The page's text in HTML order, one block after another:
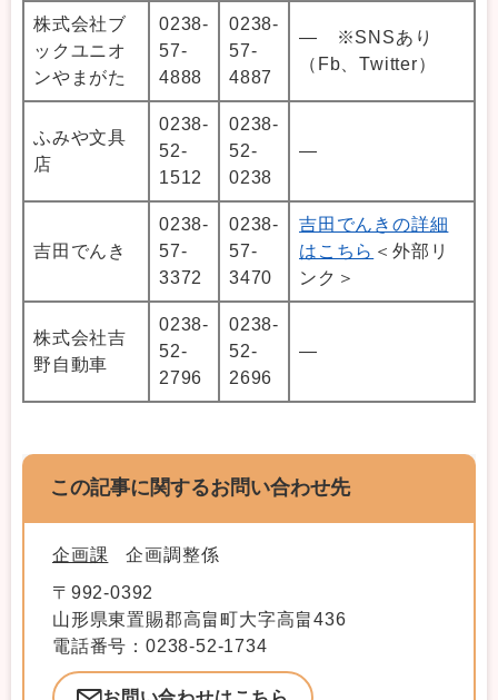
株式会社ブ
ックユニオ
ンやまがた
0238-
57-
4888
0238-
57-
4887
― ※SNSあり
（Fb、Twitter）
ふみや文具
店
0238-
52-
1512
0238-
52-
0238
―
吉田でんき
0238-
57-
3372
0238-
57-
3470
吉田でんきの詳細
はこちら ＜外部リ
ンク＞
株式会社吉
野自動車
0238-
52-
2796
0238-
52-
2696
―
この記事に関するお問い合わせ先
企画課
企画調整係
〒992-0392
山形県東置賜郡高畠町大字高畠436
電話番号：0238-52-1734